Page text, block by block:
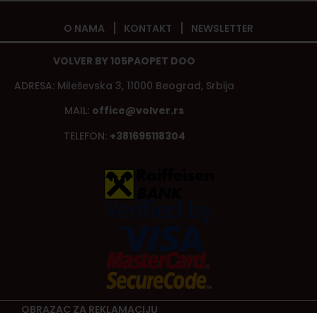
O NAMA KONTAKT NEWSLETTER
VOLVER BY 105PAOPET DOO
ADRESA: Mileševska 3, 11000 Beograd, Srbija
MAIL: office@volver.rs
TELEFON: +381695118304
OBRAZAC ZA REKLAMACIJU